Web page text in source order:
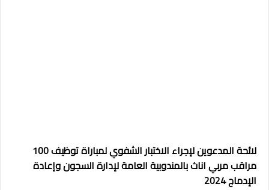
لائحة المدعوين لإجراء الاختبار الشفوي لمباراة توظيف 100
مراقب مربي اناث بالمندوبية العامة لإدارة السجون وإعادة
الإدماج 2024